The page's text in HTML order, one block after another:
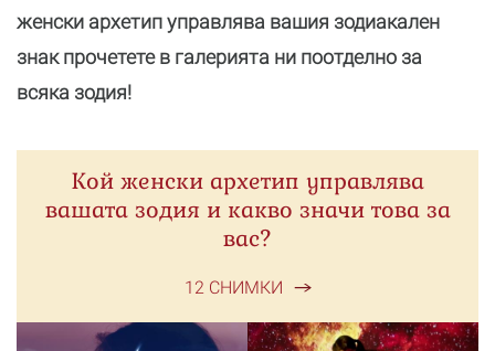
женски архетип управлява вашия зодиакален
знак прочетете в галерията ни поотделно за
всяка зодия!
Кой женски архетип управлява
вашата зодия и какво значи това за
вас?
12 СНИМКИ